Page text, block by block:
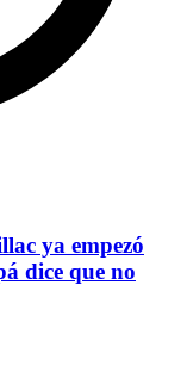
ya empezó
dice que no